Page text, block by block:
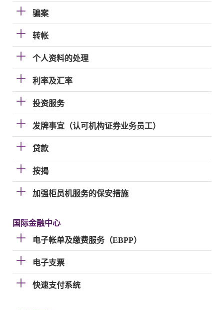
骗案
转帐
个人资料的处理
利率及汇率
投资服务
发牌事宜（认可机构证券业务员工）
贷款
按揭
加强柜员机服务的保安措施
国际金融中心
电子帐单及缴费服务（EBPP）
电子支票
快速支付系统